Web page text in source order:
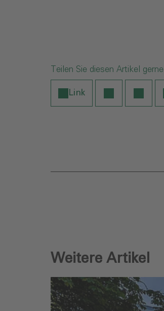
Teilen Sie diesen Artikel gerne
Link
Weitere Artikel